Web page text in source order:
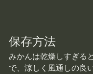
保存方法
みかんは乾燥しすぎる
で、涼しく風通しの良